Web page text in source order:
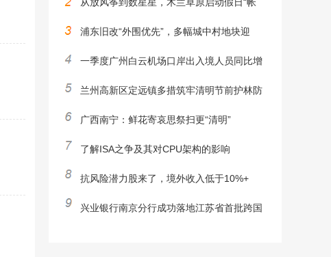
浦东旧改“外围优先”，多幅城中村地块迎
一季度广州白云机场口岸出入境人员同比增
兰州高新区定远镇多措筑牢清明节前护林防
广西南宁：鲜花寄哀思祭扫更“清明”
了解ISA之争及其对CPU架构的影响
抗风险潜力股来了，境外收入低于10%+
兴业银行南京分行成功落地江苏省首批跨国